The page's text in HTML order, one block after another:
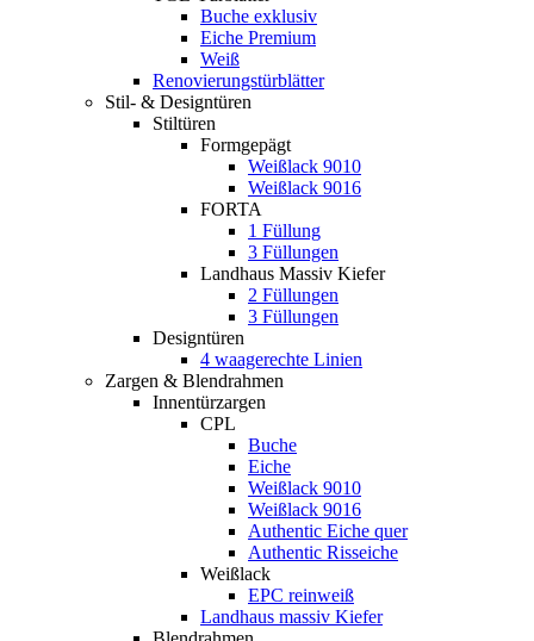
Buche exklusiv
Eiche Premium
Weiß
Renovierungstürblätter
Stil- & Designtüren
Stiltüren
Formgepägt
Weißlack 9010
Weißlack 9016
FORTA
1 Füllung
3 Füllungen
Landhaus Massiv Kiefer
2 Füllungen
3 Füllungen
Designtüren
4 waagerechte Linien
Zargen & Blendrahmen
Innentürzargen
CPL
Buche
Eiche
Weißlack 9010
Weißlack 9016
Authentic Eiche quer
Authentic Risseiche
Weißlack
EPC reinweiß
Landhaus massiv Kiefer